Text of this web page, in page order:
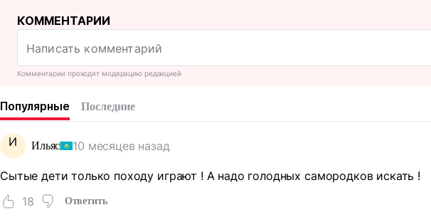
КОММЕНТАРИИ
Комментарии проходят модерацию редакцией
Популярные Последние
И Ильяс 10 месяцев назад
Сытые дети только походу играют ! А надо голодных самородков искать !
18
Ответить